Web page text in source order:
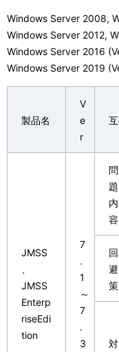
Windows Server 2008,
Windows Server 2012,
Windows Server 2016
Windows Server 2019
製品名
V
e
r
JMSS
JMSS
Enterp
riseEdi
tion
7
.
1
～
7
.
3
問
題
内
容
回
避
策
対